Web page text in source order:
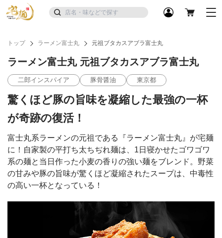
トップ ラーメン富士丸 元祖ブタカスアブラ富士丸
ラーメン富士丸 元祖ブタカスアブラ富士丸
二郎インスパイア 豚骨醤油 東京都
驚くほど豚の旨味を凝縮した最強の一杯
が奇跡の復活！
富士丸系ラーメンの元祖である『ラーメン富士丸』が宅麺
に！自家製の平打ち太ちぢれ麺は、1日寝かせたゴワゴワ
系の麺と当日作った小麦の香りの強い麺をブレンド。野菜
の甘みや豚の旨味が驚くほど凝縮されたスープは、中毒性
の高い一杯となっている！